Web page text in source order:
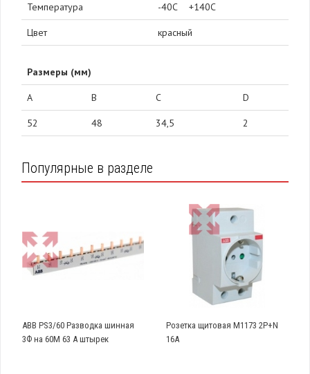
Температура -40С +140С
Цвет красный
Размеры (мм)
A B C D
52 48 34,5 2
Популярные в разделе
ABB PS3/60 Разводка шинная
3Ф на 60М 63 А штырек
Розетка щитовая М1173 2Р+N
16А